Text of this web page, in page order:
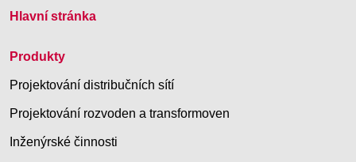
Hlavní stránka
Produkty
Projektování distribučních sítí
Projektování rozvoden a transformoven
Inženýrské činnosti